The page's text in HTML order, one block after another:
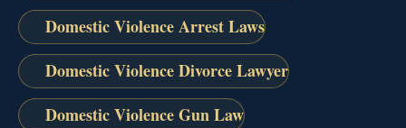
Domestic Violence Arrest Laws
Domestic Violence Divorce Lawyer
Domestic Violence Gun Law